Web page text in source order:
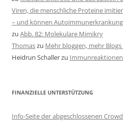
Viren, die menschliche Proteine
– und können
zu Abb. 82: Molekulare Mimikry
Thomaszu Mehr bloggen, mehr
Heidrun Schallerzu Immunreaktionen
FINANZIELLE UNTERSTÜTZUNG
Info-Seite der abgeschlossenen